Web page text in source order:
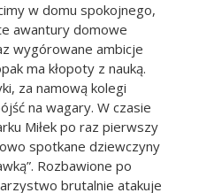
w domu spokojnego,
awantury domowe
wygórowane ambicje
ma kłopoty z nauką.
za namową kolegi
na wagary. W czasie
Miłek po raz pierwszy
spotkane dziewczyny
Rozbawione po
brutalnie atakuje